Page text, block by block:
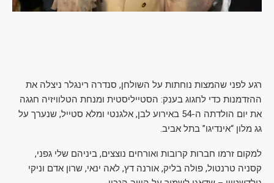
רגע לפני שהמצות נוחתות על השולחן, סנדרה רינגלר ניצלה את
ההזדמנות כדי לחגוג בענק: הסטייליסטית ומנחת הטלוויזיה חגגה
את יום הולדתה ה-54 באירוע לבן, אלגנטי ומלא סטייל, שנערך על
גג מלון “אינדיגו” בתל אביב.
למקום זרמו חברות קרובות ואורחים נוצצים, ביניהם שלי גפני,
קסניה טרנטול, פולה בליק, אורנה דץ, לאה ינאי, שרון אדם וניקי